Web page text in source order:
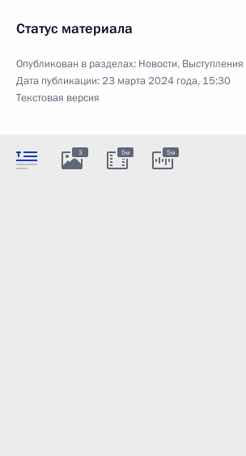
Статус материала
Опубликован в разделах: Новости,
Дата публикации:23 марта 2024 года, 15:30
Текстовая версия
3 5м 5м